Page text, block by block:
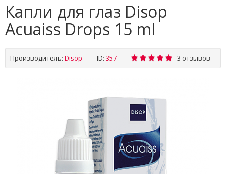
Капли для глаз Disop
Acuaiss Drops 15 ml
Производитель: Disop ID: 357 3 отзывов